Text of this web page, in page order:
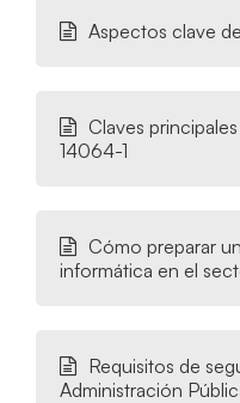
Aspectos clave
Claves
14064-1
Cómo preparar
informática en el
Requisitos de
Administración